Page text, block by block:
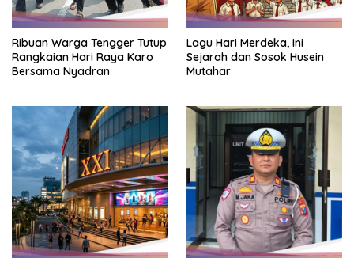
Ribuan Warga Tengger Tutup
Rangkaian Hari Raya Karo
Bersama Nyadran
Lagu Hari Merdeka, Ini
Sejarah dan Sosok Husein
Mutahar